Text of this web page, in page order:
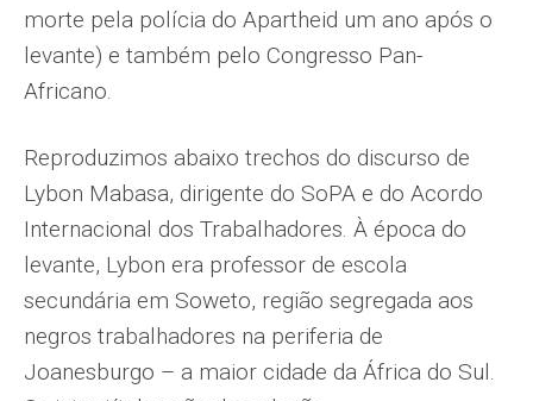
morte pela polícia do Apartheid um ano após o
levante) e também pelo Congresso Pan-
Africano.
Reproduzimos abaixo trechos do discurso de
Lybon Mabasa, dirigente do SoPA e do Acordo
Internacional dos Trabalhadores. À época do
levante, Lybon era professor de escola
secundária em Soweto, região segregada aos
negros trabalhadores na periferia de
Joanesburgo – a maior cidade da África do Sul.